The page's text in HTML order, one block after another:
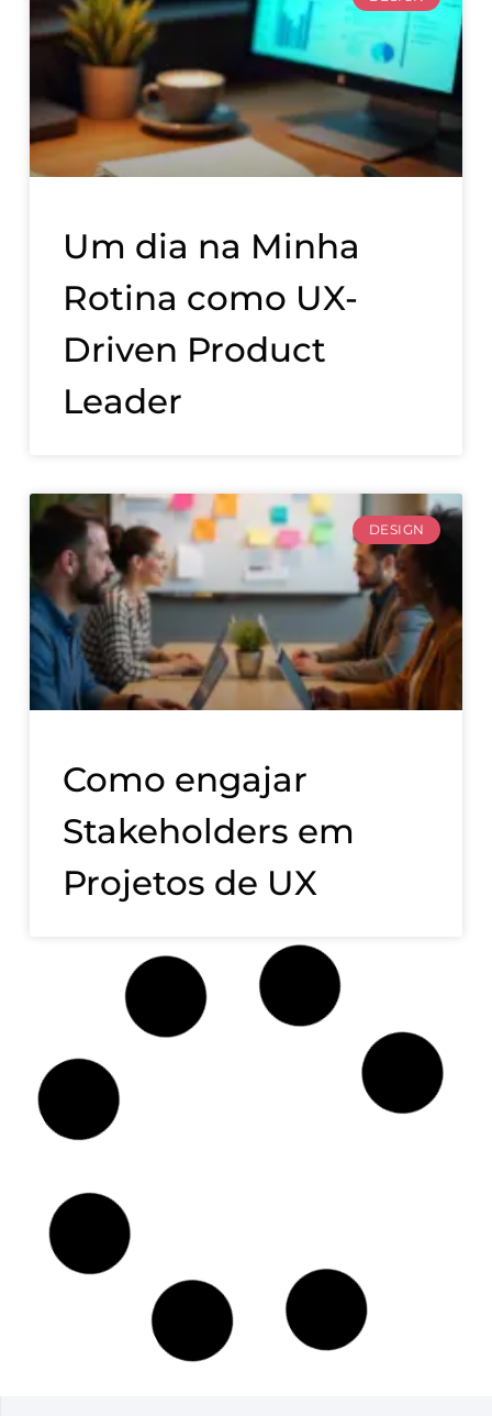
Um dia na Minha
Rotina como UX-
Driven Product
Leader
DESIGN
Como engajar
Stakeholders em
Projetos de UX
O Novo Papel do UX
Designer